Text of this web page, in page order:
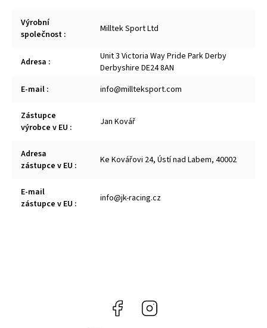
Výrobní
společnost : Milltek Sport Ltd
Adresa :
Unit 3 Victoria Way Pride Park Derby
Derbyshire DE24 8AN
E-mail : info@millteksport.com
Zástupce
výrobce v EU : Jan Kovář
Adresa
zástupce v EU : Ke Kovářovi 24, Ústí nad Labem, 40002
E-mail
zástupce v EU : info@jk-racing.cz
Facebook